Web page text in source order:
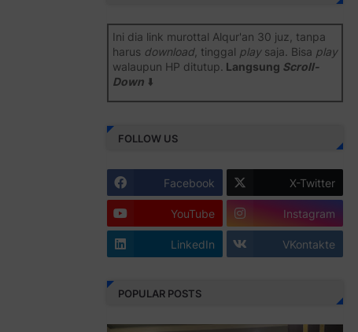
Ini dia link murottal Alqur'an 30 juz, tanpa
harus download, tinggal playsaja. Bisa play
walaupun HP ditutup. Langsung Scroll-
Down⬇️
Juz 1 ⇨http://j.mp/2b8SiNO
Juz 2 ⇨http://j.mp/2b8RJmQ
Juz 3 ⇨http://j.mp/2bFSrtF
Juz 4 ⇨http://j.mp/2b8SXi3
Juz 5 ⇨http://j.mp/2b8RZm3
Juz 6 ⇨http://j.mp/28MBohs
Juz 7 ⇨http://j.mp/2bFRIZC
FOLLOW US
Facebook X-Twitter
YouTube Instagram
LinkedIn VKontakte
POPULAR POSTS